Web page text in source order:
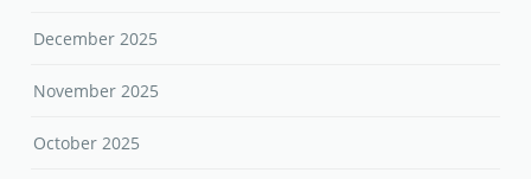
December 2025
November 2025
October 2025